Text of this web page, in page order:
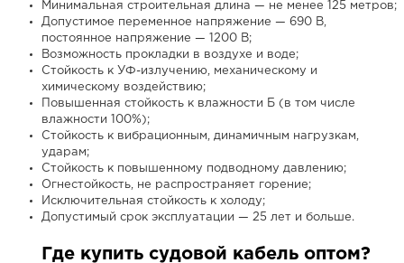
Минимальная строительная длина — не менее 125 метров;
Допустимое переменное напряжение — 690 В,
постоянное напряжение — 1200 В;
Возможность прокладки в воздухе и воде;
Стойкость к УФ-излучению, механическому и
химическому воздействию;
Повышенная стойкость к влажности Б (в том числе
влажности 100%);
Стойкость к вибрационным, динамичным нагрузкам,
ударам;
Стойкость к повышенному подводному давлению;
Огнестойкость, не распространяет горение;
Исключительная стойкость к холоду;
Допустимый срок эксплуатации — 25 лет и больше.
Где купить судовой кабель оптом?